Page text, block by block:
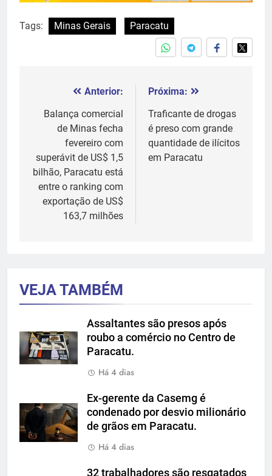
Tags: Minas Gerais Paracatu
Navegação
de
Anterior:
Balança comercial
de Minas fecha
fevereiro com
superávit de US$ 1,5
bilhão, Paracatu está
entre o ranking com
exportação de US$
163,7 milhões
Próxima:
Traficante de drogas
é preso com grande
quantidade de ilícitos
em Paracatu
VEJA TAMBÉM
Assaltantes são presos após
roubo a comércio no Centro de
Paracatu.
Há 4 dias
Ex-gerente da Casemg é
condenado por desvio milionário
de grãos em Paracatu.
Há 4 dias
32 trabalhadores são resgatados